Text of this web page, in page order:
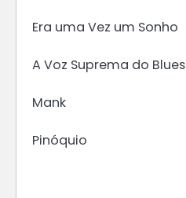
Era uma Vez um Sonho
A Voz Suprema do Blues
Mank
Pinóquio